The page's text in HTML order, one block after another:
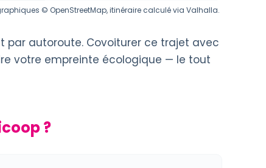
© OpenStreetMap, itinéraire calculé via Valhalla.
par autoroute. Covoiturer ce trajet avec
votre empreinte écologique — le tout
?